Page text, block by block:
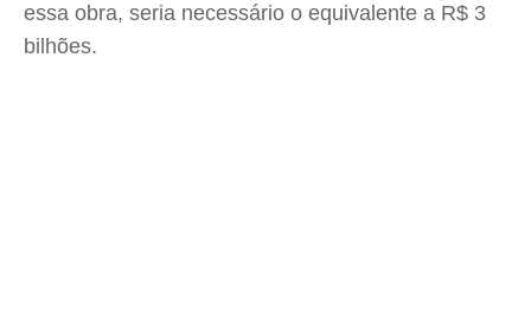
essa obra, seria necessário o equivalente a R$ 3
bilhões.